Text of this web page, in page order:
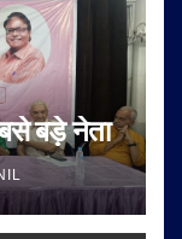
बड़े नेता